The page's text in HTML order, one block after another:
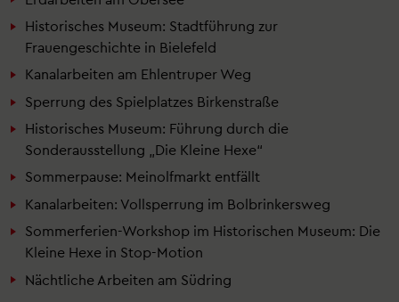
Historisches Museum: Stadtführung zur
Frauengeschichte in Bielefeld
Kanalarbeiten am Ehlentruper Weg
Sperrung des Spielplatzes Birkenstraße
Historisches Museum: Führung durch die
Sonderausstellung „Die Kleine Hexe“
Sommerpause: Meinolfmarkt entfällt
Kanalarbeiten: Vollsperrung im Bolbrinkersweg
Sommerferien-Workshop im Historischen Museum: Die
Kleine Hexe in Stop-Motion
Nächtliche Arbeiten am Südring